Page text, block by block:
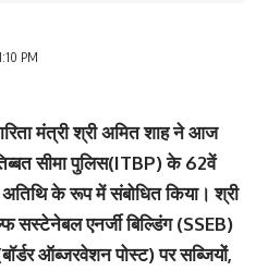
PM
मंत्री श्री अमित शाह ने आज
सीमा पुलिस(ITBP) के 62वें
अतिथि के रूप में संबोधित किया। श्री
सस्टेनेबल एनर्जी बिल्डिंग (SSEB)
ऑब्जरवेशन पोस्ट) पर सब्जियों,